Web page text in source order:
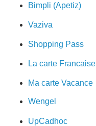
Bimpli (Apetiz)
Vaziva
Shopping Pass
La carte Francaise
Ma carte Vacance
Wengel
UpCadhoc